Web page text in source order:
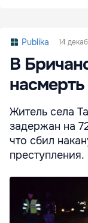
Publika 14
В
Житель села
задержан на
что сбил
преступления.